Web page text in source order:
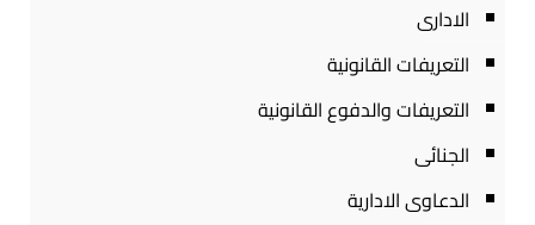
الادارى
التعريفات القانونية
التعريفات والدفوع القانونية
الجنائى
الدعاوى الادارية